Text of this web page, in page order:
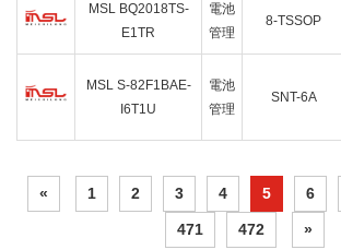
MSL BQ2018TS-
E1TR
電池
管理
8-TSSOP
MSL S-82F1BAE-
I6T1U
電池
管理
SNT-6A
« 1 2 3 4 5 6
471 472 »